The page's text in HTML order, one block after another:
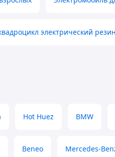
электрический
Hot Huez BMW
Beneo Mercedes-